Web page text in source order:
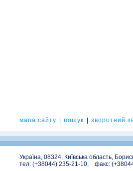
мапа сайту пошук зворотний
Україна, 08324, Київська область,
тел: (+38044) 235-21-10, факс: